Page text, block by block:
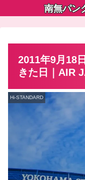
南無パン
2011年9月18
きた日｜AIR
Hi-STANDARD